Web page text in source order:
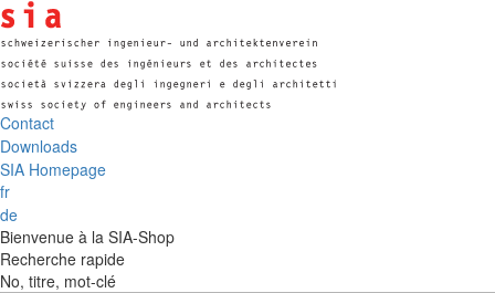
Contact
Downloads
SIA Homepage
fr
de
Bienvenue à la SIA-Shop
Recherche rapide
No, titre, mot-clé